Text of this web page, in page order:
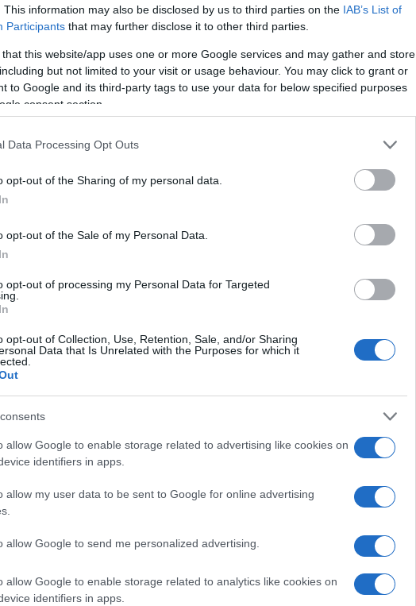
This information may also be disclosed by us to third parties on the IAB’s List of
Participants that may further disclose it to other third parties.
that this website/app uses one or more Google services and may gather and store
but not limited to your visit or usage behaviour. You may click to grant or
to Google and its third-party tags to use your data for below specified purposes
consent section.
Data Processing Opt Outs
opt-out of the Sharing of my personal data.
opt-out of the Sale of my Personal Data.
opt-out of processing my Personal Data for Targeted
opt-out of Collection, Use, Retention, Sale, and/or Sharing
Data that Is Unrelated with the Purposes for which it
allow Google to enable storage related to advertising like cookies on
identifiers in apps.
allow my user data to be sent to Google for online advertising
allow Google to send me personalized advertising.
allow Google to enable storage related to analytics like cookies on
identifiers in apps.
e della cultura
Lovanio è una vivace città universitaria che
fama è in gran parte dovuta alla
la visita, è consigliabile ammirare il magnifico
Francesco e San Michele. Inoltre, è possibile
Raggiungere Lovanio è semplice: un
di Bruxelles in circa
in particolare per il suo celebrecarnevale
per la Grote Markt, il cuore pulsante
ammirare il campanile del Municipio,